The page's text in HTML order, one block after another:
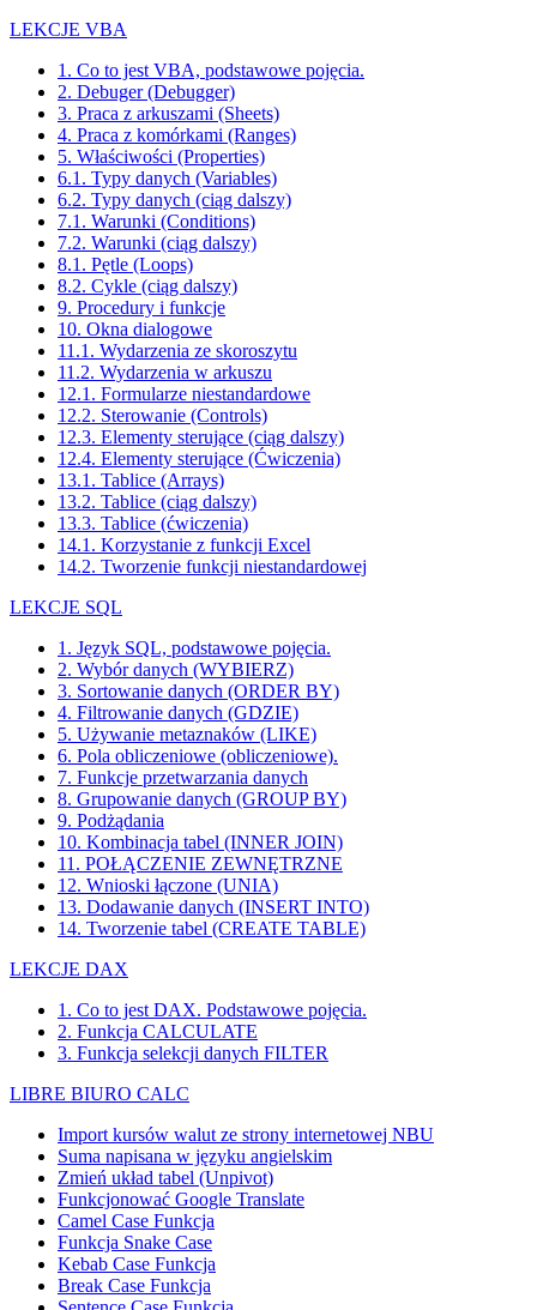
LEKCJE VBA
1. Co to jest VBA, podstawowe pojęcia.
2. Debuger (Debugger)
3. Praca z arkuszami (Sheets)
4. Praca z komórkami (Ranges)
5. Właściwości (Properties)
6.1. Typy danych (Variables)
6.2. Typy danych (ciąg dalszy)
7.1. Warunki (Conditions)
7.2. Warunki (ciąg dalszy)
8.1. Pętle (Loops)
8.2. Cykle (ciąg dalszy)
9. Procedury i funkcje
10. Okna dialogowe
11.1. Wydarzenia ze skoroszytu
11.2. Wydarzenia w arkuszu
12.1. Formularze niestandardowe
12.2. Sterowanie (Controls)
12.3. Elementy sterujące (ciąg dalszy)
12.4. Elementy sterujące (Ćwiczenia)
13.1. Tablice (Arrays)
13.2. Tablice (ciąg dalszy)
13.3. Tablice (ćwiczenia)
14.1. Korzystanie z funkcji Excel
14.2. Tworzenie funkcji niestandardowej
LEKCJE SQL
1. Język SQL, podstawowe pojęcia.
2. Wybór danych (WYBIERZ)
3. Sortowanie danych (ORDER BY)
4. Filtrowanie danych (GDZIE)
5. Używanie metaznaków (LIKE)
6. Pola obliczeniowe (obliczeniowe).
7. Funkcje przetwarzania danych
8. Grupowanie danych (GROUP BY)
9. Podżądania
10. Kombinacja tabel (INNER JOIN)
11. POŁĄCZENIE ZEWNĘTRZNE
12. Wnioski łączone (UNIA)
13. Dodawanie danych (INSERT INTO)
14. Tworzenie tabel (CREATE TABLE)
LEKCJE DAX
1. Co to jest DAX. Podstawowe pojęcia.
2. Funkcja CALCULATE
3. Funkcja selekcji danych FILTER
LIBRE BIURO CALC
Import kursów walut ze strony internetowej NBU
Suma napisana w języku angielskim
Zmień układ tabel (Unpivot)
Funkcjonować Google Translate
Camel Case Funkcja
Funkcja Snake Case
Kebab Case Funkcja
Break Case Funkcja